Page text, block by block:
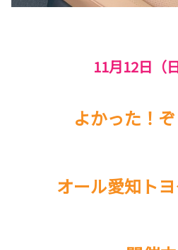
11月12日（
よかった！ぞ
オール愛知ト